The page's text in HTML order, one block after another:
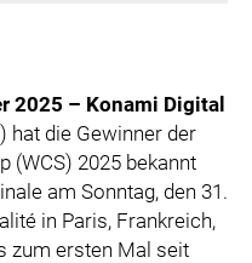
2025 – Konami Digital
hat die Gewinner der
(WCS) 2025 bekannt
am Sonntag, den 31.
in Paris, Frankreich,
zum ersten Mal seit